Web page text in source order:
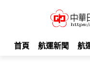
首頁 航運新聞 航